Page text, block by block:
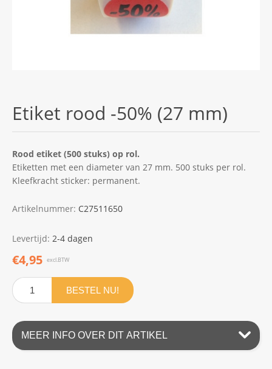
Etiket rood -50% (27 mm)
Rood etiket (500 stuks) op rol.
Etiketten met een diameter van 27 mm. 500 stuks per rol.
Kleefkracht sticker: permanent.
Artikelnummer: C27511650
Levertijd: 2-4 dagen
€4,95 excl.BTW
BESTEL NU!
MEER INFO OVER DIT ARTIKEL